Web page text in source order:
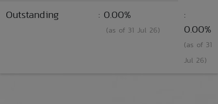
Outstanding : 0.00%
(as of 31 Jul 26)
:
0.00%
(as of 31
Jul 26)